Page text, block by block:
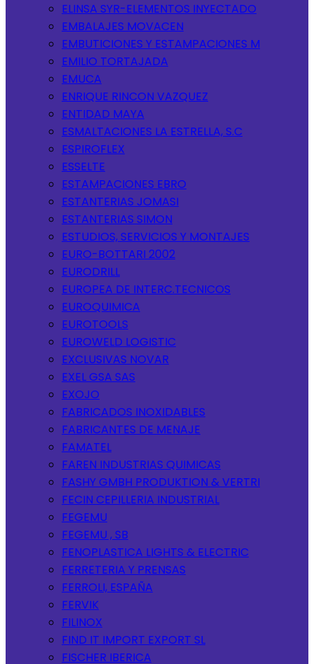
ELINSA SYR-ELEMENTOS INYECTADO
EMBALAJES MOVACEN
EMBUTICIONES Y ESTAMPACIONES M
EMILIO TORTAJADA
EMUCA
ENRIQUE RINCON VAZQUEZ
ENTIDAD MAYA
ESMALTACIONES LA ESTRELLA, S.C
ESPIROFLEX
ESSELTE
ESTAMPACIONES EBRO
ESTANTERIAS JOMASI
ESTANTERIAS SIMON
ESTUDIOS, SERVICIOS Y MONTAJES
EURO-BOTTARI 2002
EURODRILL
EUROPEA DE INTERC.TECNICOS
EUROQUIMICA
EUROTOOLS
EUROWELD LOGISTIC
EXCLUSIVAS NOVAR
EXEL GSA SAS
EXOJO
FABRICADOS INOXIDABLES
FABRICANTES DE MENAJE
FAMATEL
FAREN INDUSTRIAS QUIMICAS
FASHY GMBH PRODUKTION & VERTRI
FECIN CEPILLERIA INDUSTRIAL
FEGEMU
FEGEMU , SB
FENOPLASTICA LIGHTS & ELECTRIC
FERRETERIA Y PRENSAS
FERROLI, ESPAÑA
FERVIK
FILINOX
FIND IT IMPORT EXPORT SL
FISCHER IBERICA